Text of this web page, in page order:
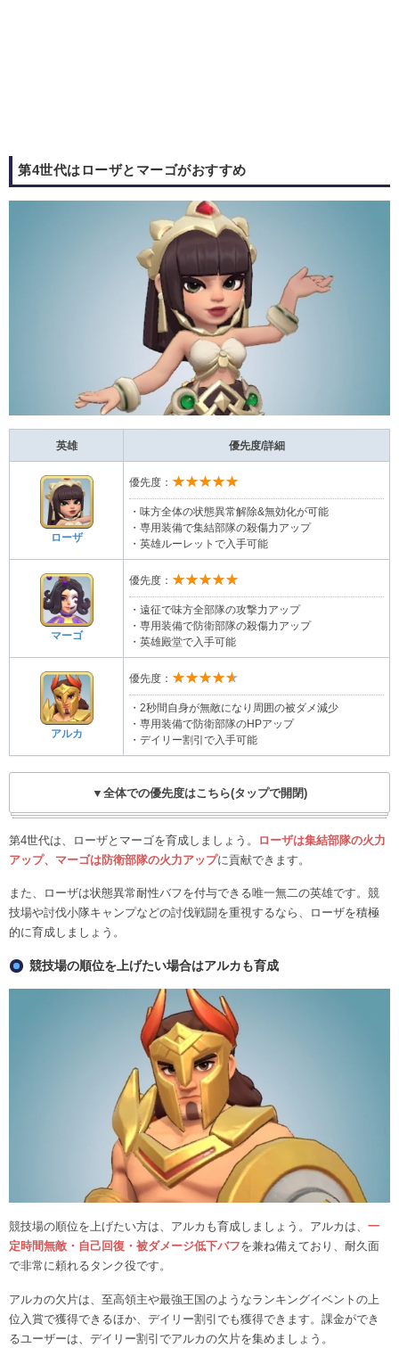
第4世代はローザとマーゴがおすすめ
英雄 優先度/詳細
ローザ
優先度： ★★★★★
・味方全体の状態異常解除&無効化が可能
・専用装備で集結部隊の殺傷力アップ
・英雄ルーレットで入手可能
マーゴ
優先度： ★★★★★
・遠征で味方全部隊の攻撃力アップ
・専用装備で防衛部隊の殺傷力アップ
・英雄殿堂で入手可能
アルカ
優先度： ★★★★★
・2秒間自身が無敵になり周囲の被ダメ減少
・専用装備で防衛部隊のHPアップ
・デイリー割引で入手可能
▼全体での優先度はこちら(タップで開閉)
第4世代は、ローザとマーゴを育成しましょう。
ローザは集結部隊の火力
アップ、マーゴは防衛部隊の火力アップに貢献できます。
また、ローザは状態異常耐性バフを付与できる唯一無二の英雄です。競
技場や討伐小隊キャンプなどの討伐戦闘を重視するなら、ローザを積極
的に育成しましょう。
競技場の順位を上げたい場合はアルカも育成
競技場の順位を上げたい方は、アルカも育成しましょう。アルカは、 一
定時間無敵・自己回復・被ダメージ低下バフを兼ね備えており、耐久面
で非常に頼れるタンク役です。
アルカの欠片は、至高領主や最強王国のようなランキングイベントの上
位入賞で獲得できるほか、デイリー割引でも獲得できます。課金ができ
るユーザーは、デイリー割引でアルカの欠片を集めましょう。